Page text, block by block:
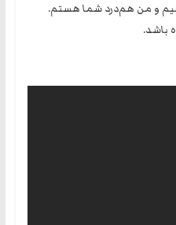
و من هم‌درد شما هستم.
باشد.